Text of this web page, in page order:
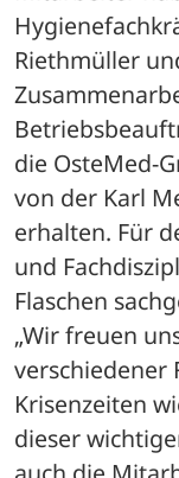
Riethmüller
die OsteMed-
von der Karl
erhalten. Für
und
Flaschen
„Wir freuen
verschiedener
Krisenzeiten
dieser